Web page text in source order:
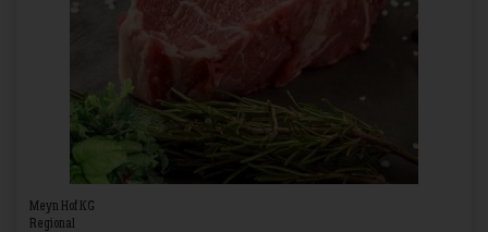
Meyn Hof KG
Regional